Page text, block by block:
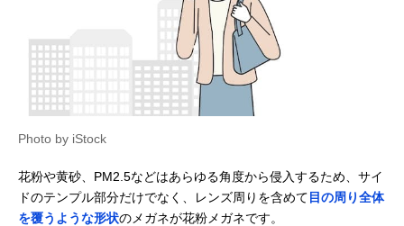
Photo by iStock
花粉や黄砂、PM2.5などはあらゆる角度から侵入するため、サイ
ドのテンプル部分だけでなく、レンズ周りを含めて 目の周り全体
を覆うような形状のメガネが花粉メガネです。